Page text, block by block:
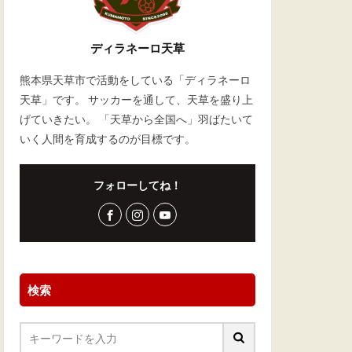
ディラネーロ天草
熊本県天草市で活動をしている「ディラネーロ
天草」です。 サッカーを通して、天草を盛り上
げていきたい。 「天草から全国へ」羽ばたいて
いく人間を育成するのが目標です。
フォローしてね！
検索